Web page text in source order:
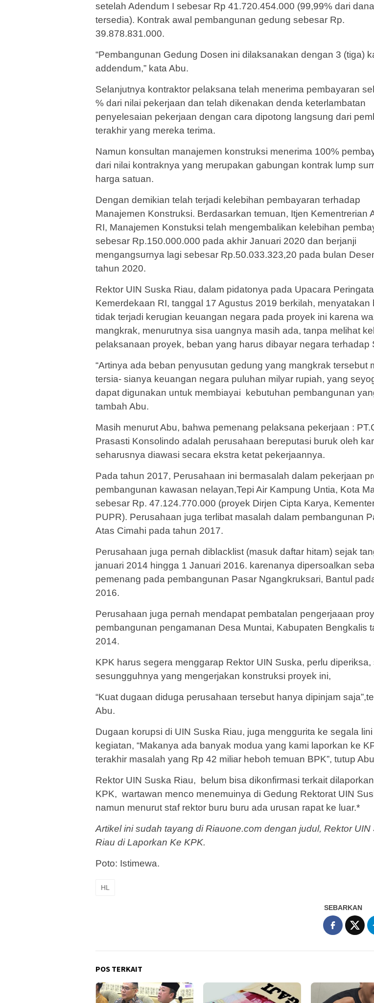
setelah Adendum I sebesar Rp 41.720.454.000 (99,99% dari
tersedia). Kontrak awal pembangunan gedung sebesar Rp.
39.878.831.000.
“Pembangunan Gedung Dosen ini dilaksanakan dengan 3 (tiga)
addendum,” kata Abu.
Selanjutnya kontraktor pelaksana telah menerima pembayaran
% dari nilai pekerjaan dan telah dikenakan denda keterlambatan
penyelesaian pekerjaan dengan cara dipotong langsung dari
terakhir yang mereka terima.
Namun konsultan manajemen konstruksi menerima 100%
dari nilai kontraknya yang merupakan gabungan kontrak lump
harga satuan.
Dengan demikian telah terjadi kelebihan pembayaran terhadap
Manajemen Konstruksi. Berdasarkan temuan, Itjen Kementrerian
RI, Manajemen Konstuksi telah mengembalikan kelebihan
sebesar Rp.150.000.000 pada akhir Januari 2020 dan berjanji
mengangsurnya lagi sebesar Rp.50.033.323,20 pada bulan
tahun 2020.
Rektor UIN Suska Riau, dalam pidatonya pada Upacara
Kemerdekaan RI, tanggal 17 Agustus 2019 berkilah, menyatakan
tidak terjadi kerugian keuangan negara pada proyek ini karena
mangkrak, menurutnya sisa uangnya masih ada, tanpa melihat
pelaksanaan proyek, beban yang harus dibayar negara terhadap
“Artinya ada beban penyusutan gedung yang mangkrak tersebut
tersia- sianya keuangan negara puluhan milyar rupiah, yang
dapat digunakan untuk membiayai kebutuhan pembangunan
tambah Abu.
Masih menurut Abu, bahwa pemenang pelaksana pekerjaan :
Prasasti Konsolindo adalah perusahaan bereputasi buruk oleh
seharusnya diawasi secara ekstra ketat pekerjaannya.
Pada tahun 2017, Perusahaan ini bermasalah dalam pekerjaan
pembangunan kawasan nelayan,Tepi Air Kampung Untia, Kota
sebesar Rp. 47.124.770.000 (proyek Dirjen Cipta Karya,
PUPR). Perusahaan juga terlibat masalah dalam pembangunan
Atas Cimahi pada tahun 2017.
Perusahaan juga pernah diblacklist (masuk daftar hitam) sejak
januari 2014 hingga 1 Januari 2016. karenanya dipersoalkan
pemenang pada pembangunan Pasar Ngangkruksari, Bantul
2016.
Perusahaan juga pernah mendapat pembatalan pengerjaaan
pembangunan pengamanan Desa Muntai, Kabupaten Bengkalis
2014.
KPK harus segera menggarap Rektor UIN Suska, perlu diperiksa,
sesungguhnya yang mengerjakan konstruksi proyek ini,
“Kuat dugaan diduga perusahaan tersebut hanya dipinjam
Abu.
Dugaan korupsi di UIN Suska Riau, juga menggurita ke segala lini
kegiatan, “Makanya ada banyak modua yang kami laporkan ke
terakhir masalah yang Rp 42 miliar heboh temuan BPK”, tutup
Rektor UIN Suska Riau, belum bisa dikonfirmasi terkait
KPK, wartawan menco menemuinya di Gedung Rektorat UIN
namun menurut staf rektor buru buru ada urusan rapat ke luar.*
Artikel ini sudah tayang di Riauone.com dengan judul, Rektor UIN
Riau di Laporkan Ke KPK.
Poto: Istimewa.
HL
SEBARKAN
POS TERKAIT